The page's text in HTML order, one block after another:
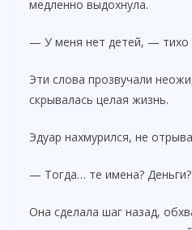
медленно выдохнула.
— У меня нет детей, — тихо
Эти слова прозвучали
скрывалась целая жизнь.
Эдуар нахмурился, не
— Тогда… те имена?
Она сделала шаг назад,